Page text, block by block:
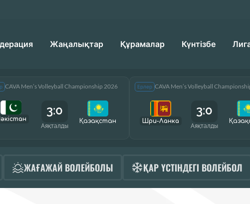
Жаңалықтар Құрамалар Күнтізбе
CAVA Men’s Volleyball Championship 2026
3:0
Аяқталды
Қазақcтан
Ерлер CAVA Men’s Volleyball
Шри-Ланка
3:0
Аяқталды
ЖАҒАЖАЙ ВОЛЕЙБОЛЫ ҚАР ҮСТІНДЕГІ ВОЛЕЙБОЛ